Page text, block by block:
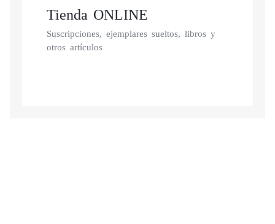
Tienda ONLINE
Suscripciones, ejemplares sueltos, libros y
otros artículos